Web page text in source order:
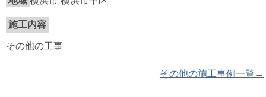
施工内容
その他の工事
その他の施工事例一覧→